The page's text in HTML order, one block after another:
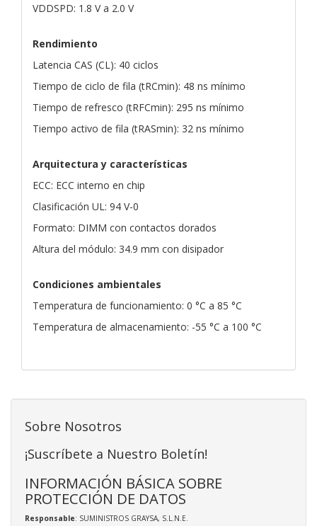
VDDSPD: 1.8 V a 2.0 V
Rendimiento
Latencia CAS (CL): 40 ciclos
Tiempo de ciclo de fila (tRCmin): 48 ns mínimo
Tiempo de refresco (tRFCmin): 295 ns mínimo
Tiempo activo de fila (tRASmin): 32 ns mínimo
Arquitectura y características
ECC: ECC interno en chip
Clasificación UL: 94 V-0
Formato: DIMM con contactos dorados
Altura del módulo: 34.9 mm con disipador
Condiciones ambientales
Temperatura de funcionamiento: 0 °C a 85 °C
Temperatura de almacenamiento: -55 °C a 100 °C
Sobre Nosotros
¡Suscríbete a Nuestro Boletín!
INFORMACIÓN BÁSICA SOBRE
PROTECCIÓN DE DATOS
Responsable: SUMINISTROS GRAYSA, S.L.N.E.